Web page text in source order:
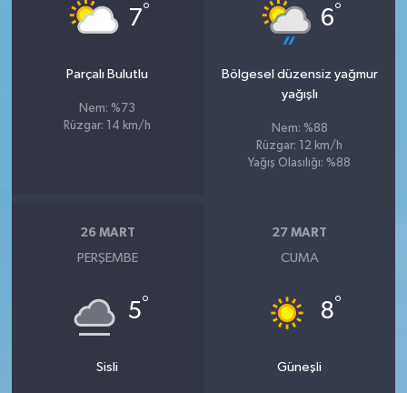
7°
Parçalı Bulutlu
Nem: %73
Rüzgar: 14 km/h
6°
Bölgesel düzensiz yağmur
yağışlı
Nem: %88
Rüzgar: 12 km/h
Yağış Olasılığı: %88
26 MART
PERŞEMBE
5°
Sisli
27 MART
CUMA
8°
Güneşli